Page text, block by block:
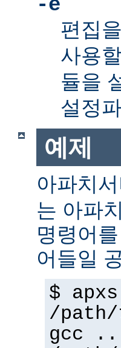
-e
편집
사용
듈을
설정
예제
아파치
는 아파
명령어
어들일
$
/path/
gcc